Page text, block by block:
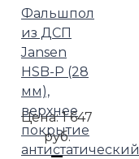
Фальшпол
из ДСП
Jansen
HSB-P (28
мм),
верхнее
покрытие
антистатический
Цена:1 647
руб.